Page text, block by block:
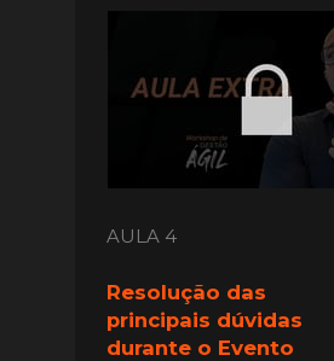
Resolução das
principais dúvidas
durante o Evento
AULA 4